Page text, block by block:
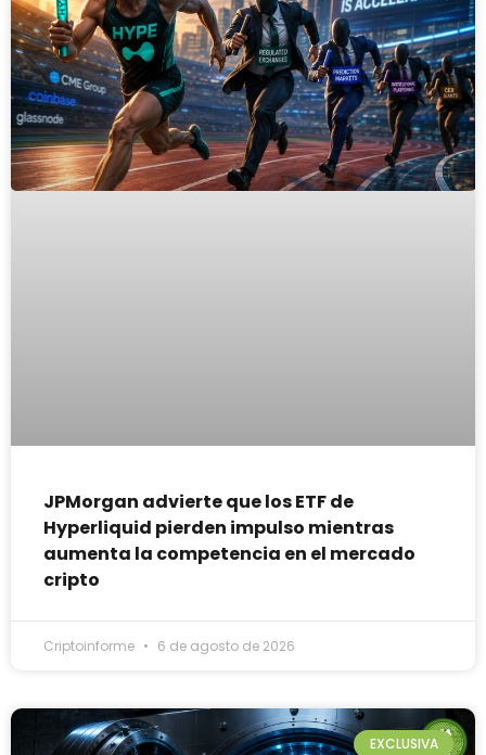
JPMorgan advierte que los ETF de
Hyperliquid pierden impulso mientras
aumenta la competencia en el mercado
cripto
Criptoinforme 6 de agosto de 2026
EXCLUSIVA